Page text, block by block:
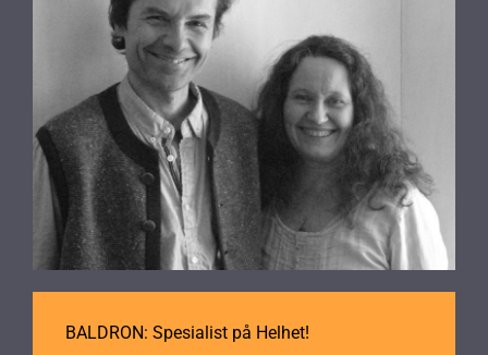
BALDRON: Spesialist på Helhet!